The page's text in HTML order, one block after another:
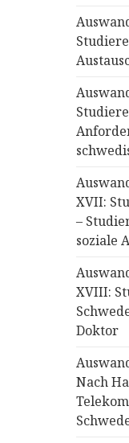
XVII:
–
soziale
XVIII:
Doktor
Nach